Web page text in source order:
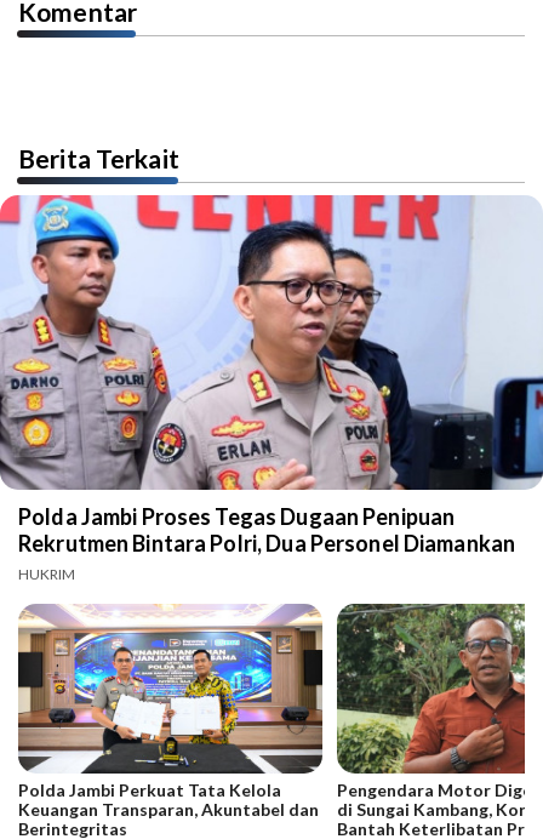
Komentar
Berita Terkait
Polda Jambi Proses Tegas Dugaan Penipuan
Rekrutmen Bintara Polri, Dua Personel Diamankan
HUKRIM
Polda Jambi Perkuat Tata Kelola
Keuangan Transparan, Akuntabel dan
Berintegritas
Pengendara Motor
di Sungai Kambang,
Bantah Keterlibatan